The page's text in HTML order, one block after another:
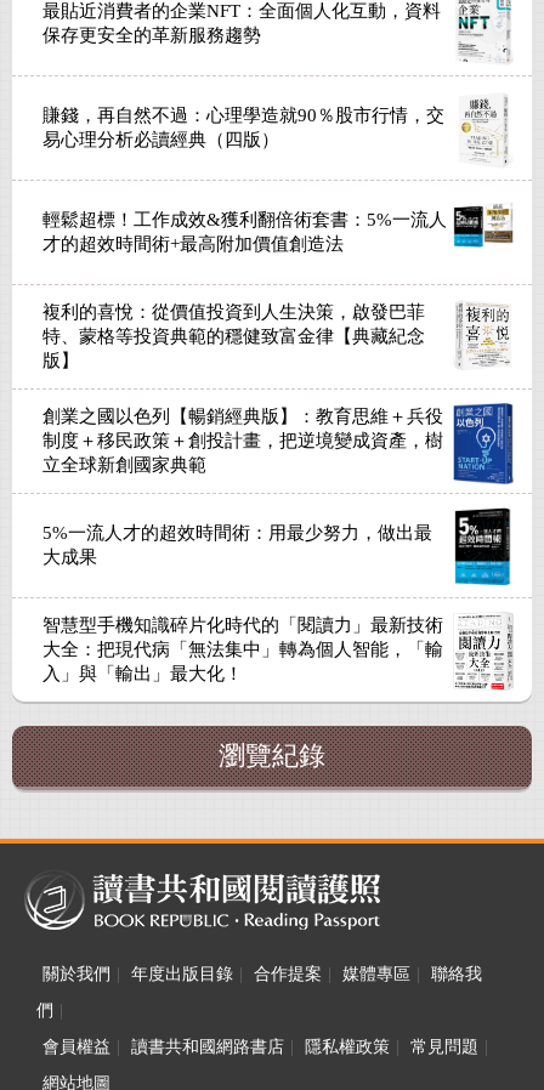
最貼近消費者的企業NFT：全面個人化互動，資料
保存更安全的革新服務趨勢
賺錢，再自然不過：心理學造就90％股市行情，交
易心理分析必讀經典（四版）
輕鬆超標！工作成效&獲利翻倍術套書：5%一流人
才的超效時間術+最高附加價值創造法
複利的喜悅：從價值投資到人生決策，啟發巴菲
特、蒙格等投資典範的穩健致富金律【典藏紀念
版】
創業之國以色列【暢銷經典版】：教育思維＋兵役
制度＋移民政策＋創投計畫，把逆境變成資產，樹
立全球新創國家典範
5%一流人才的超效時間術：用最少努力，做出最
大成果
智慧型手機知識碎片化時代的「閱讀力」最新技術
大全：把現代病「無法集中」轉為個人智能，「輸
入」與「輸出」最大化！
瀏覽紀錄
關於我們 年度出版目錄 合作提案 媒體專區
聯絡我
們
會員權益
讀書共和國網路書店 隱私權政策 常見問題
網站地圖